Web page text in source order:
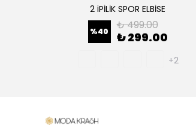
2 iPİLİK SPOR ELBİSE
%40 ₺ 499.00
₺ 299.00
+2